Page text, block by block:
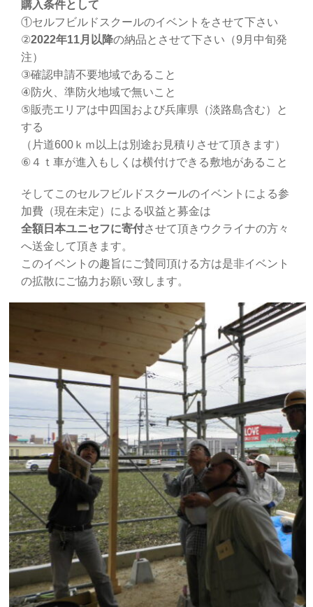
購入条件として
①セルフビルドスクールのイベントをさせて下さい
②2022年11月以降の納品とさせて下さい（9月中旬発
注）
③確認申請不要地域であること
④防火、準防火地域で無いこと
⑤販売エリアは中四国および兵庫県（淡路島含む）と
する
（片道600ｋｍ以上は別途お見積りさせて頂きます）
⑥４ｔ車が進入もしくは横付けできる敷地があること
そしてこのセルフビルドスクールのイベントによる参
加費（現在未定）による収益と募金は
全額日本ユニセフに寄付させて頂きウクライナの方々
へ送金して頂きます。
このイベントの趣旨にご賛同頂ける方は是非イベント
の拡散にご協力お願い致します。